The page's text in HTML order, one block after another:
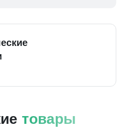
товары